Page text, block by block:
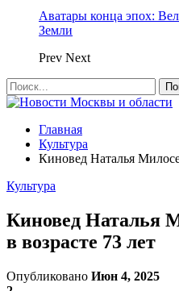
Аватары конца эпох:
Земли
Prev Next
Главная
Культура
Киновед Наталья
Культура
Киновед Наталья
в возрасте 73 лет
Опубликовано Июн 4, 2025